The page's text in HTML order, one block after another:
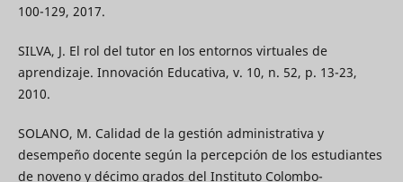
100-129, 2017.
SILVA, J. El rol del tutor en los entornos virtuales de
aprendizaje. Innovación Educativa, v. 10, n. 52, p. 13-23,
2010.
SOLANO, M. Calidad de la gestión administrativa y
desempeño docente según la percepción de los estudiantes
de noveno y décimo grados del Instituto Colombo-